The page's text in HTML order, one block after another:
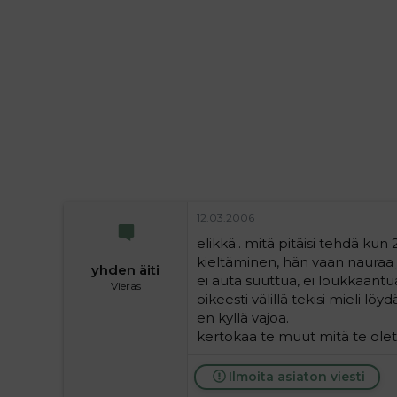
yhden äiti
Vieras
12.03.2006
elikkä.. mitä pitäisi tehdä kun
kieltäminen, hän vaan nauraa
ei auta suuttua, ei
oikeesti välillä tekisi mieli
en kyllä vajoa.
kertokaa te muut mitä te
Ilmoita asiaton viesti